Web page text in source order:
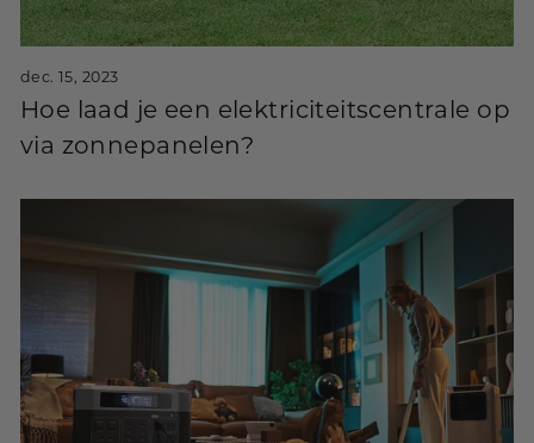
dec. 15, 2023
Hoe laad je een elektriciteitscentrale op
via zonnepanelen?